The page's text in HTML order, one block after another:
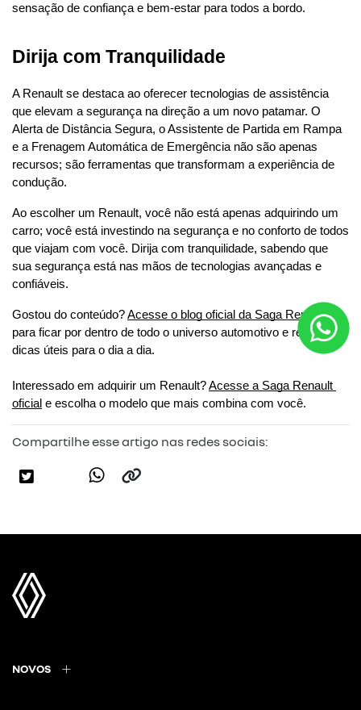
sensação de confiança e bem-estar para todos a bordo.
Dirija com Tranquilidade
A Renault se destaca ao oferecer tecnologias de assistência
que elevam a segurança na direção a um novo patamar. O
Alerta de Distância Segura, o Assistente de Partida em Rampa
e a Frenagem Automática de Emergência não são apenas
recursos; são ferramentas que transformam a experiência de
condução.
Ao escolher um Renault, você não está apenas adquirindo um
carro; você está investindo na segurança e no conforto de todos
que viajam com você. Dirija com tranquilidade, sabendo que
sua segurança está nas mãos de tecnologias avançadas e
confiáveis.
Gostou do conteúdo? Acesse o blog oficial da Saga Renault
para ficar por dentro de todo o universo automotivo e receber
dicas úteis para o dia a dia.
Interessado em adquirir um Renault? Acesse a Saga Renault
oficial e escolha o modelo que mais combina com você.
Compartilhe esse artigo nas redes sociais:
NOVOS